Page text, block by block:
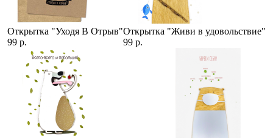
Открытка "Уходя В Отрыв"
99 р.
Открытка "Живи в удовольствие"
99 р.